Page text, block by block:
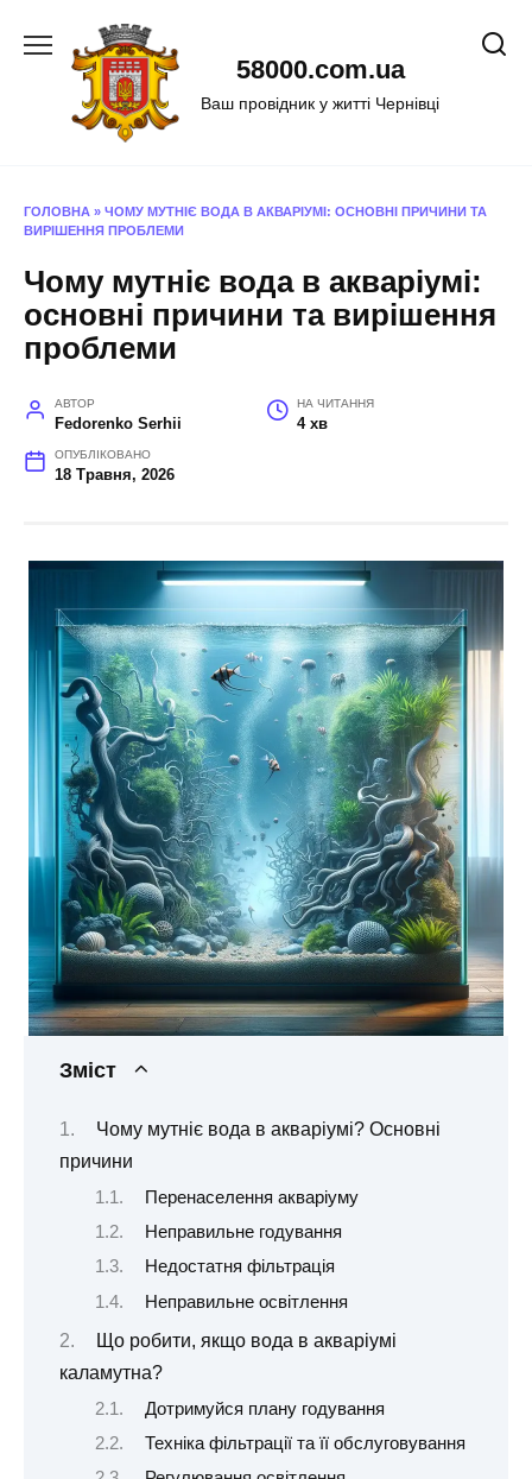
58000.com.ua
Ваш провідник у житті Чернівці
ГОЛОВНА » ЧОМУ МУТНІЄ ВОДА В АКВАРІУМІ: ОСНОВНІ ПРИЧИНИ ТА
ВИРІШЕННЯ ПРОБЛЕМИ
Чому мутніє вода в акваріумі:
основні причини та вирішення
проблеми
АВТОР
Fedorenko Serhii
НА ЧИТАННЯ
4 хв
ОПУБЛІКОВАНО
18 Травня, 2026
Зміст
Чому мутніє вода в акваріумі? Основні
причини
Перенаселення акваріуму
Неправильне годування
Недостатня фільтрація
Неправильне освітлення
Що робити, якщо вода в акваріумі
каламутна?
Дотримуйся плану годування
Техніка фільтрації та її обслуговування